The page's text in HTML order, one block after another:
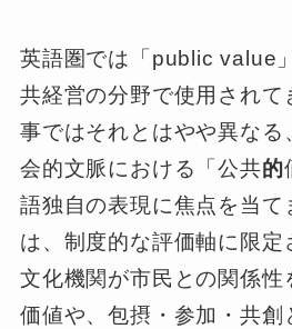
英語圏では「public value
共経営の分野で使用されて
事ではそれとはやや異なる
会的文脈における「公共的
語独自の表現に焦点を当て
は、制度的な評価軸に限定
文化機関が市民との関係性
価値や、包摂・参加・共創